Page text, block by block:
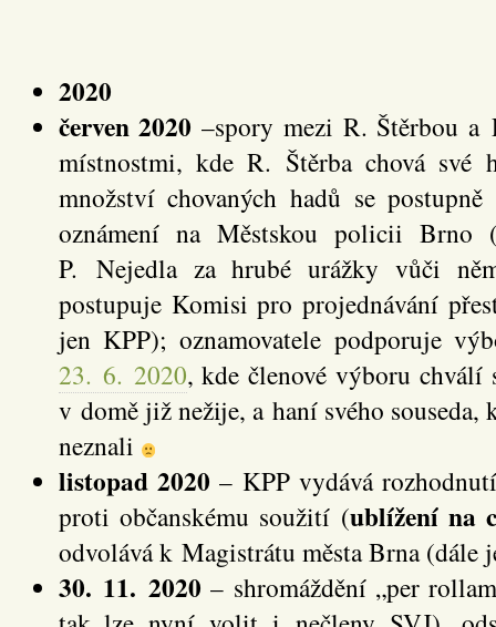
2020
červen 2020 –spory mezi R. Štěrbou
místnostmi, kde R. Štěrba chová své
množství chovaných hadů se
oznámení na Městskou policii Brno
P. Nejedla za hrubé urážky vůči
postupuje Komisi pro projednávání
jen KPP); oznamovatele podporuje
23. 6. 2020, kde členové výboru chválí
v domě již nežije, a haní svého souseda,
neznali
listopad 2020 – KPP vydává
proti občanskému soužití (ublížení na
odvolává k Magistrátu města Brna (dále
30. 11. 2020 – shromáždění „per